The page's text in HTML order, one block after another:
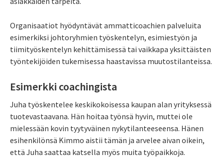
Organisaatiot hyödyntävät ammatticoachien palveluita
esimerkiksi johtoryhmien työskentelyn, esimiestyön ja
tiimityöskentelyn kehittämisessä tai vaikkapa yksittäisten
työntekijöiden tukemisessa haastavissa muutostilanteissa.
Esimerkki coachingista
Juha työskentelee keskikokoisessa kaupan alan yrityksessä
tuotevastaavana. Hän hoitaa työnsä hyvin, muttei ole
mielessään kovin tyytyväinen nykytilanteeseensa. Hänen
esihenkilönsä Kimmo aistii tämän ja arvelee aivan oikein,
että Juha saattaa katsella myös muita työpaikkoja.